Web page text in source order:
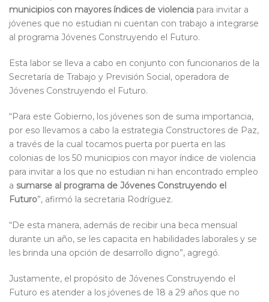
municipios con mayores índices de violencia para invitar a
jóvenes que no estudian ni cuentan con trabajo a integrarse
al programa Jóvenes Construyendo el Futuro.
Esta labor se lleva a cabo en conjunto con funcionarios de la
Secretaría de Trabajo y Previsión Social, operadora de
Jóvenes Construyendo el Futuro.
“Para este Gobierno, los jóvenes son de suma importancia,
por eso llevamos a cabo la estrategia Constructores de Paz,
a través de la cual tocamos puerta por puerta en las
colonias de los 50 municipios con mayor índice de violencia
para invitar a los que no estudian ni han encontrado empleo
a sumarse al programa de Jóvenes Construyendo el
Futuro”, afirmó la secretaria Rodríguez.
“De esta manera, además de recibir una beca mensual
durante un año, se les capacita en habilidades laborales y se
les brinda una opción de desarrollo digno”, agregó.
Justamente, el propósito de Jóvenes Construyendo el
Futuro es atender a los jóvenes de 18 a 29 años que no